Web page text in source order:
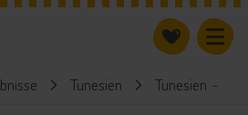
Tunesien Tunesien -